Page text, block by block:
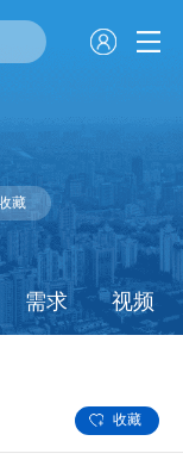
藏
需求 视频
收藏